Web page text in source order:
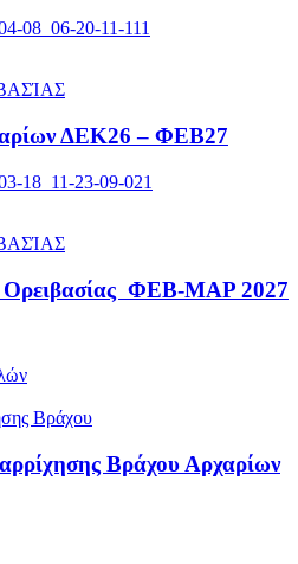
ΔΕΚ26 – ΦΕΒ27
Ορειβασίας ΦΕΒ-ΜΑΡ 2027
Βράχου
Βράχου Αρχαρίων